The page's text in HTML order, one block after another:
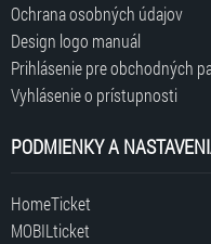
Ochrana osobných údajov
Design logo manuál
Prihlásenie pre obchodných
Vyhlásenie o prístupnosti
PODMIENKY A
HomeTicket
MOBILticket